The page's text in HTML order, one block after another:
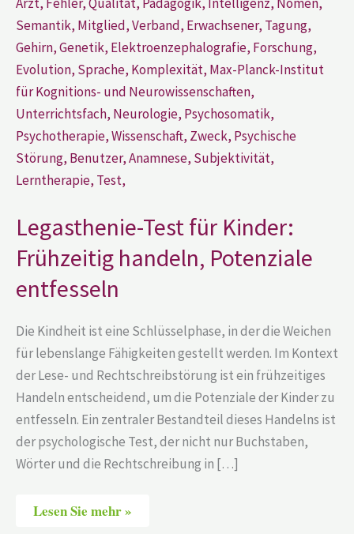
Legasthenie-Test für Kinder:
Frühzeitig handeln, Potenziale
entfesseln
Die Kindheit ist eine Schlüsselphase, in der die Weichen
für lebenslange Fähigkeiten gestellt werden. Im Kontext
der Lese- und Rechtschreibstörung ist ein frühzeitiges
Handeln entscheidend, um die Potenziale der Kinder zu
entfesseln. Ein zentraler Bestandteil dieses Handelns ist
der psychologische Test, der nicht nur Buchstaben,
Wörter und die Rechtschreibung in […]
Lesen Sie mehr »